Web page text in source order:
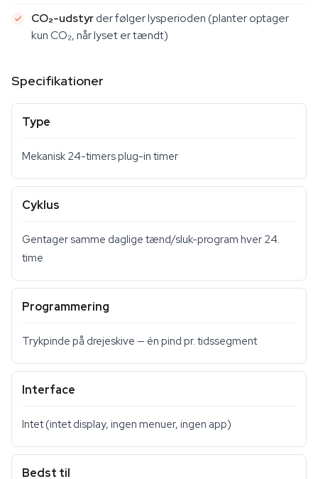
CO₂-udstyrder følger lysperioden (planter optager
kun CO₂, når lyset er tændt)
Specifikationer
Type
Mekanisk 24-timers plug-in timer
Cyklus
Gentager samme daglige tænd/sluk-program hver 24.
time
Programmering
Trykpinde på drejeskive — én pind pr. tidssegment
Interface
Intet (intet display, ingen menuer, ingen app)
Bedst til